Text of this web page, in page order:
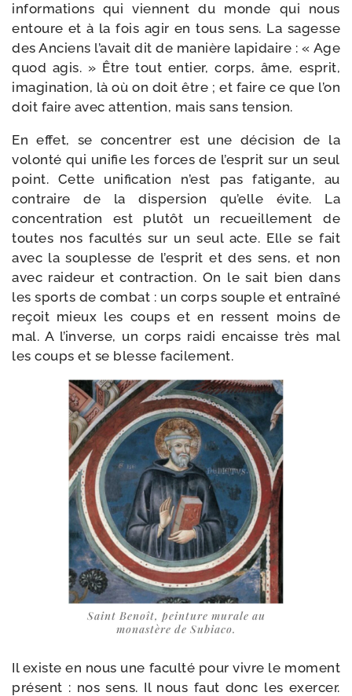
infor­ma­tions qui viennent du monde qui nous
entoure et à la fois agir en tous sens. La sagesse
des Anciens l’avait dit de manière lapi­daire : « Age
quod agis. » Être tout entier, corps, âme, esprit,
ima­gi­na­tion, là où on doit être ; et faire ce que l’on
doit faire avec atten­tion, mais sans tension.
En effet, se concen­trer est une déci­sion de la
volon­té qui uni­fie les forces de l’esprit sur un seul
point. Cette uni­fi­ca­tion n’est pas fati­gante, au
contraire de la dis­per­sion qu’elle évite. La
concen­tra­tion est plu­tôt un recueille­ment de
toutes nos facul­tés sur un seul acte. Elle se fait
avec la sou­plesse de l’esprit et des sens, et non
avec rai­deur et contrac­tion. On le sait bien dans
les sports de com­bat : un corps souple et entraî­né
reçoit mieux les coups et en res­sent moins de
mal. A l’inverse, un corps rai­di encaisse très mal
les coups et se blesse facilement.
Saint Benoît, pein­ture murale au
monas­tère de Subiaco.
Il existe en nous une facul­té pour vivre le moment
pré­sent : nos sens. Il nous faut donc les exer­cer.